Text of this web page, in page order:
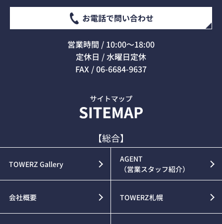
お電話で問い合わせ
営業時間 / 10:00～18:00
定休日 / 水曜日定休
FAX / 06-6684-9637
【総合】
TOWERZ Gallery
AGENT
（営業スタッフ紹介）
会社概要 TOWERZ札幌